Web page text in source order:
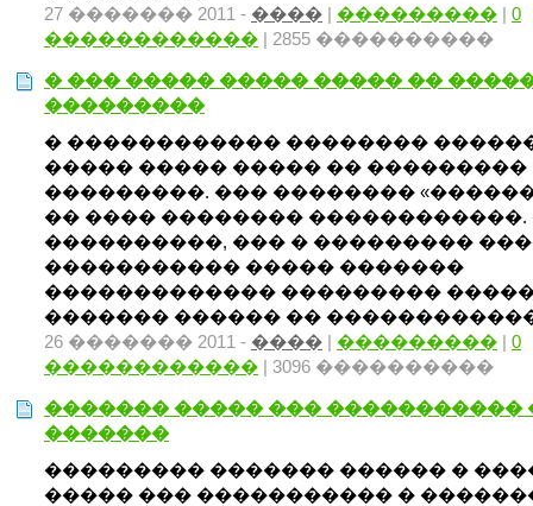
27 ������� 2011 - ���� | ��������� | 0
������������ | 2855 ����������
� ��� ����� ����� ����� ��
���������
� ������������ ��������
����� ����� ����� �� ���������
���������. ��� ��������
�� ���� �������� ������������.
����������, ��� � ���������
����������� ����� �������
������������� ���������
������� ������ �� ������������
26 ������� 2011 - ���� | ��������� | 0
������������ | 3096 ����������
������� ����� ��� �����������
�������
��������� ������� ������ �
����� ��� ����������� �